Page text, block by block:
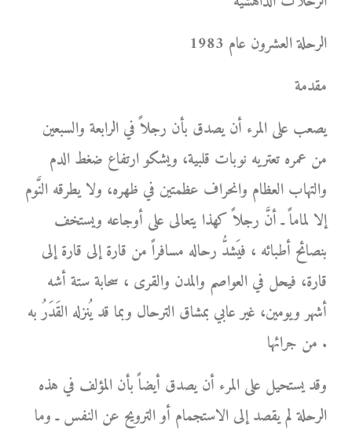
الرحلة العشرون عام 1983
مقدمة
يصعب على المرء أن يصدق بأن رجلاً في الرابعة والسبعين
من عمره تعتريه نوبات قلبية، ويشكو ارتفاع ضغط الدم
والتهاب العظام وانحراف عظمتين في ظهره، ولا يطرقه النَّوم
إلا لماماً ـ أنَّ رجلاً كهذا يتعالى على أوجاعه ويستخف
بنصائح أطبائه ، فيَشدُّ رحاله مسافراً من قارة إلى قارة إلى
قارة، فيحل في العواصم والمدن والقرى ، سحابة ستة أشه
أشهر ويومين، غير عابي بمشاق الترحال وبما قد يُنزله القَدَرُ به
من جرائها .
وقد يستحيل على المرء أن يصدق أيضاً بأن المؤلف في هذه
الرحلة لم يقصد إلى الاستجمام أو الترويح عن النفس ـ وما